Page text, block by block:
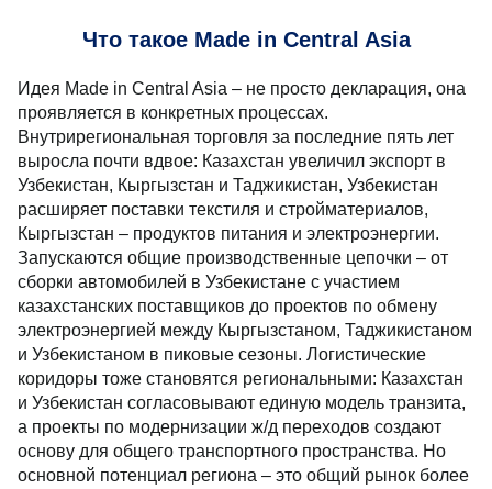
Что такое Made in Central Asia
Идея Made in Central Asia – не просто декларация, она
проявляется в конкретных процессах.
Внутрирегиональная торговля за последние пять лет
выросла почти вдвое: Казахстан увеличил экспорт в
Узбекистан, Кыргызстан и Таджикистан, Узбекистан
расширяет поставки текстиля и стройматериалов,
Кыргызстан – продуктов питания и электроэнергии.
Запускаются общие производственные цепочки – от
сборки автомобилей в Узбекистане с участием
казахстанских поставщиков до проектов по обмену
электроэнергией между Кыргызстаном, Таджикистаном
и Узбекистаном в пиковые сезоны. Логистические
коридоры тоже становятся региональными: Казахстан
и Узбекистан согласовывают единую модель транзита,
а проекты по модернизации ж/д переходов создают
основу для общего транспортного пространства. Но
основной потенциал региона – это общий рынок более